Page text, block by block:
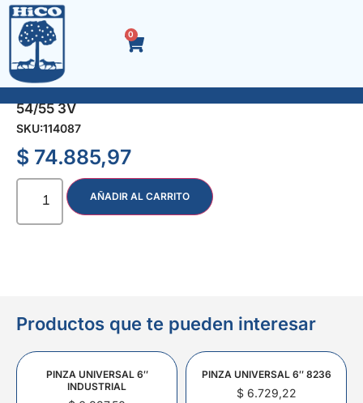
0
ALAMBRE CONCERTINA C45 450 mm. x 10 mt
54/55 3V
SKU:114087
$ 74.885,97
AÑADIR AL CARRITO
Productos que te pueden interesar
PINZA UNIVERSAL 6″
INDUSTRIAL
PINZA UNIVERSAL 6″ 8236
$6.729,22